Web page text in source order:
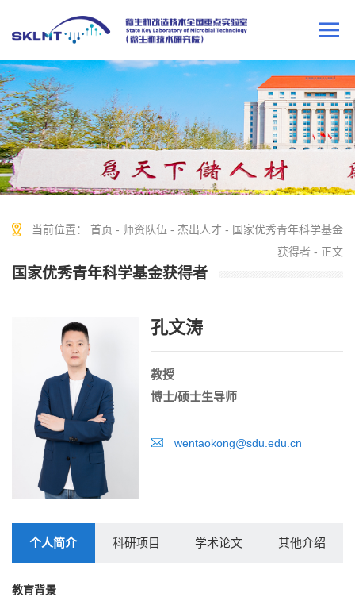
当前位置： 首页 - 师资队伍 - 杰出人才 - 国家优秀青年科学基金
获得者 - 正文
国家优秀青年科学基金获得者
孔文涛
教授
博士/硕士生导师
wentaokong@sdu.edu.cn
个人简介 科研项目 学术论文 其他介绍
教育背景